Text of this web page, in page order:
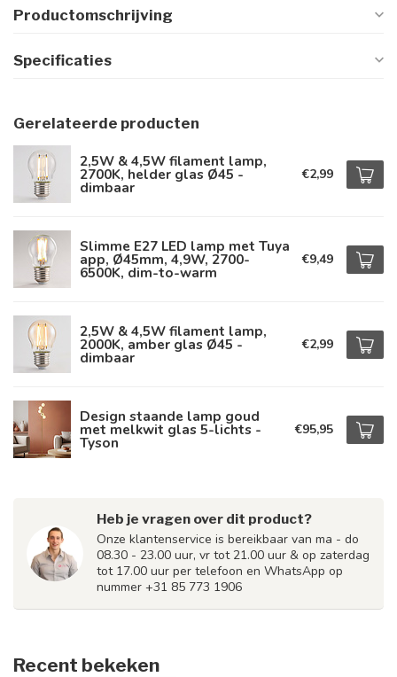
Productomschrijving
Specificaties
Gerelateerde producten
2,5W & 4,5W filament lamp,
2700K, helder glas Ø45 -
dimbaar
€2,99
Slimme E27 LED lamp met Tuya
app, Ø45mm, 4,9W, 2700-
6500K, dim-to-warm
€9,49
2,5W & 4,5W filament lamp,
2000K, amber glas Ø45 -
dimbaar
€2,99
Design staande lamp goud
met melkwit glas 5-lichts -
Tyson
€95,95
Heb je vragen over dit product?
Onze klantenservice is bereikbaar van ma - do
08.30 - 23.00 uur, vr tot 21.00 uur & op zaterdag
tot 17.00 uur per telefoon en WhatsApp op
nummer +31 85 773 1906
Recent bekeken